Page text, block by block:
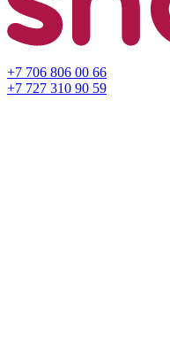
+7 706 806 00 66
+7 727 310 90 59